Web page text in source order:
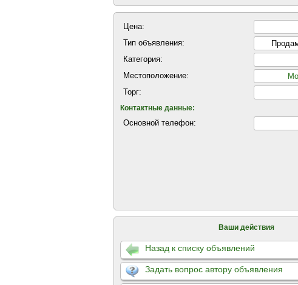
Цена:
Тип объявления:
Категория:
Местоположение:
Торг:
Контактные данные:
Основной телефон:
Ваши действия
Назад к списку объявлений
Задать вопрос автору объявления